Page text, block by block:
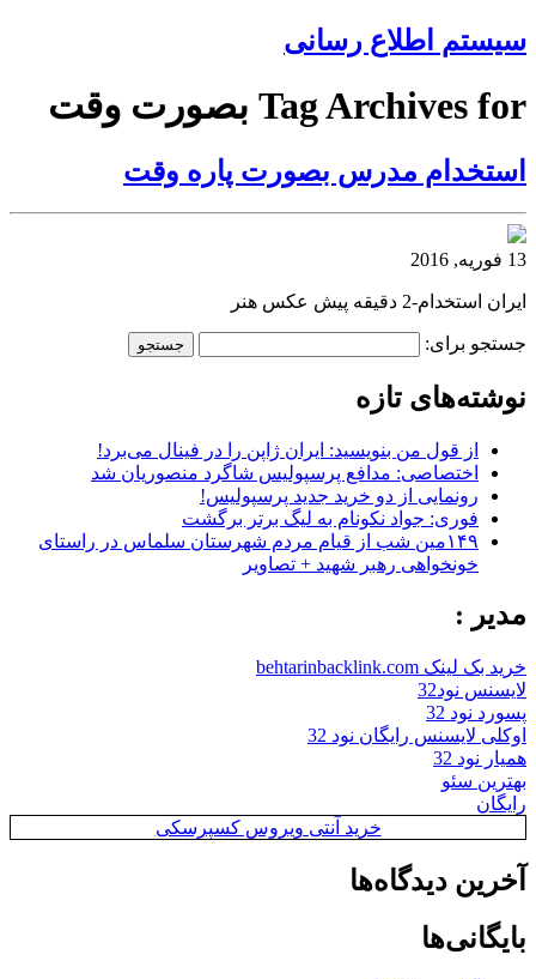
سیستم اطلاع رسانی
Tag Archives for بصورت وقت
استخدام مدرس بصورت پاره وقت
13 فوریه, 2016
ایران استخدام-2 دقیقه پیش عکس هنر
جستجو برای:
نوشته‌های تازه
از قول من بنویسید: ایران ژاپن را در فینال می‌برد!
اختصاصی: مدافع پرسپولیس شاگرد منصوریان شد
رونمایی از دو خرید جدید پرسپولیس!
فوری: جواد نکونام به لیگ برتر برگشت
۱۴۹مین شب از قیام مردم شهرستان سلماس در راستای
خونخواهی رهبر شهید + تصاویر
مدیر :
خرید بک لینک behtarinbacklink.com
لایسنس نود32
پسورد نود 32
اوکلی لایسنس رایگان نود 32
همیار نود 32
بهترین سئو
رایگان
خرید آنتی ویروس کسپرسکی
آخرین دیدگاه‌ها
بایگانی‌ها